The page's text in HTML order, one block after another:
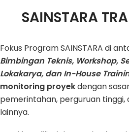
SAINSTARA
Fokus Program SAINSTARA di
Bimbingan Teknis, Workshop,
Lokakarya, dan In-House
monitoring proyekdengan
pemerintahan, perguruan
lainnya.